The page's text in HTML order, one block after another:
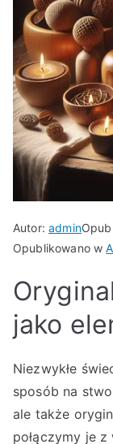
Autor:admin
Opublikowano w
jako
Niezwykłe
sposób na
ale także
połączymy je